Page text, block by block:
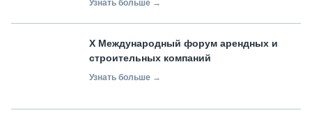
Узнать больше →
X Международный форум арендных и
строительных компаний
Узнать больше →